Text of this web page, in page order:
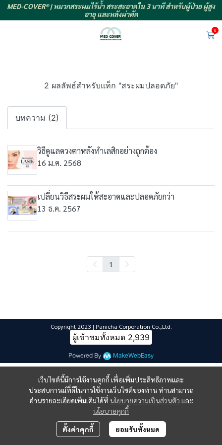
MED-COVER® | หมวกสระผมไร้น้ำ สระสะอาดใน 3 นาที สำหรับผู้ป่วย ผู้สูง
อายุ และหลังผ่าตัด
0
2 ผลลัพธ์สำหรับแท็ก "สระผมปลอดภัย"
บทความ (2)
วิธีดูแลดวงตาหลังทำเลสิกอย่างถูกต้อง
16 ม.ค. 2568
เปลี่ยนวิธีสระผมให้สะอาดและปลอดภัยกว่า
13 ธ.ค. 2567
1
เว็บไซต์นี้มีการใช้งานคุกกี้ เพื่อเพิ่มประสิทธิภาพและ
ประสบการณ์ที่ดีในการใช้งานเว็บไซต์ของท่าน ท่านสามารถ
อ่านรายละเอียดเพิ่มเติมได้ที่ นโยบายความเป็นส่วนตัว และ
นโยบายคุกกี้
ตั้งค่าคุกกี้ ยอมรับทั้งหมด
Copyright 2023 | Panicha Corporation Co.,Ltd.
ผู้เข้าชมทั้งหมด 2,939
Powered By MakeWebEasy